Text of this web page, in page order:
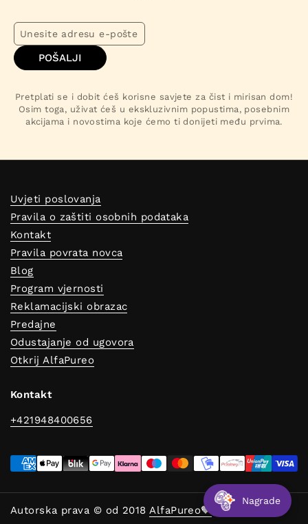
POŠALJI
Pretplati se i dobit ćeš korisne savjete za čist i mirisan dom!
Osim toga, uživat ćeš u ekskluzivnim popustima, posebnim
akcijama i novostima koje ćemo ti donijeti među prvima.
Uvjeti poslovanja
Pravila o zaštiti osobnih podataka
Kontakt
Pravila povrata novca
Blog
Program vjernosti
Reklamacijski obrazac
Predajne
Odustajanje od ugovora
Otkrij AlfaPureo
Kontakt
+421948400656
Autorska prava © od 2018AlfaPureo🧡
Nagrade